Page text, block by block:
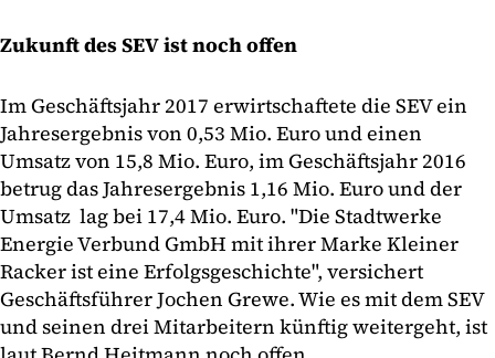
Zukunft des SEV ist noch offen
Im Geschäftsjahr 2017 erwirtschaftete die SEV ein
Jahresergebnis von 0,53 Mio. Euro und einen
Umsatz von 15,8 Mio. Euro, im Geschäftsjahr 2016
betrug das Jahresergebnis 1,16 Mio. Euro und der
Umsatz lag bei 17,4 Mio. Euro. "Die Stadtwerke
Energie Verbund GmbH mit ihrer Marke Kleiner
Racker ist eine Erfolgsgeschichte", versichert
Geschäftsführer Jochen Grewe. Wie es mit dem SEV
und seinen drei Mitarbeitern künftig weitergeht, ist